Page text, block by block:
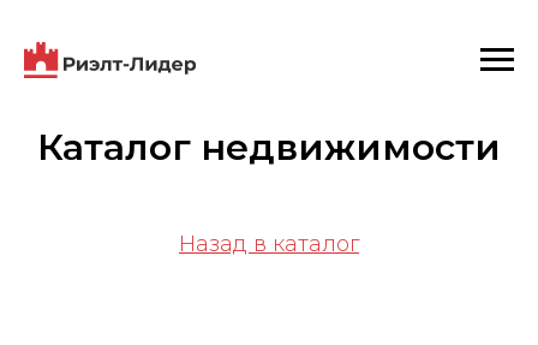
Каталог недвижимости
Назад в каталог